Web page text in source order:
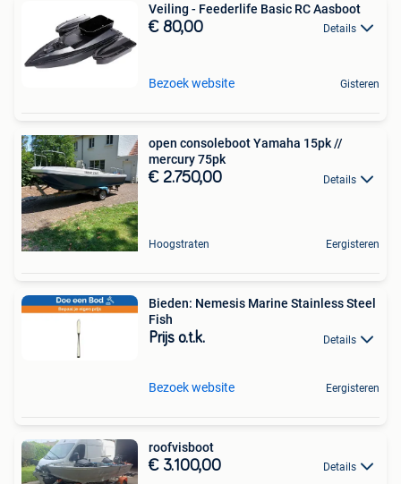
Veiling - Feederlife Basic RC Aasboot
€ 80,00 Details
Bezoek website Gisteren
open consoleboot Yamaha 15pk //
mercury 75pk
€ 2.750,00 Details
Hoogstraten Eergisteren
Bieden: Nemesis Marine Stainless Steel
Fish
Prijs o.t.k. Details
Bezoek website Eergisteren
roofvisboot
€ 3.100,00 Details